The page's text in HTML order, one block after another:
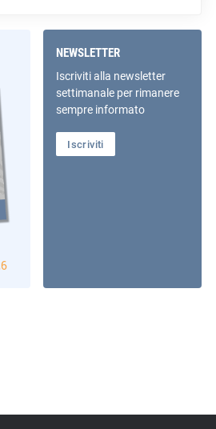
NEWSLETTER
Iscriviti alla newsletter
settimanale per rimanere
sempre informato
Iscriviti